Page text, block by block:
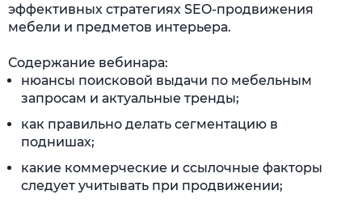
эффективных стратегиях SEO-продвижения
мебели и предметов интерьера.
Содержание вебинара:
нюансы поисковой выдачи по мебельным
запросам и актуальные тренды;
как правильно делать сегментацию в
поднишах;
какие коммерческие и ссылочные факторы
следует учитывать при продвижении;